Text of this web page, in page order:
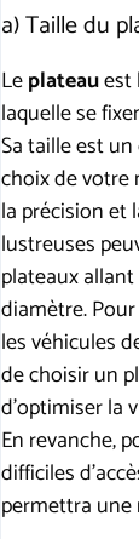
a) Taille du
Leplateauest
laquelle se
Sa taille est
choix de votre
la précision et
lustreuses
plateaux
diamètre.
les véhicules
de choisir un
d’optimiser la
En revanche,
difficiles
permettra